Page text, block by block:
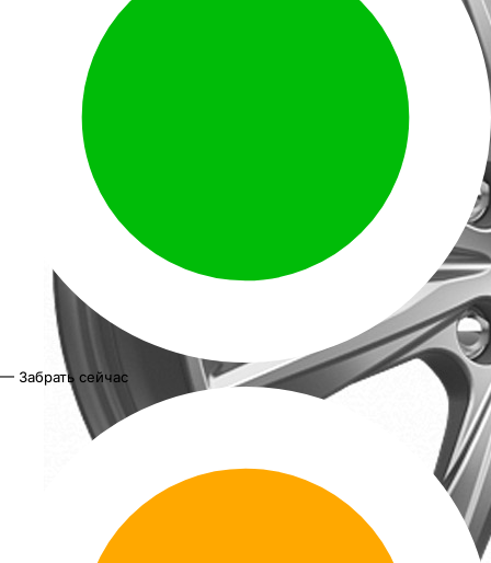
— Забрать сейчас